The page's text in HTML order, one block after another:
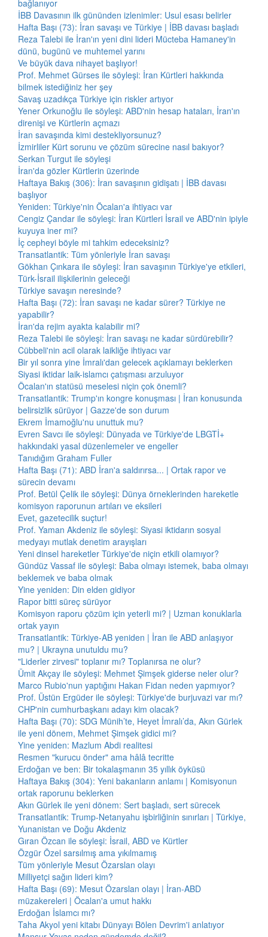
bağlanıyor
İBB Davasının ilk gününden izlenimler: Usul esası belirler
Hafta Başı (73): İran savaşı ve Türkiye | İBB davası başladı
Reza Talebi ile İran'ın yeni dini lideri Mücteba Hamaney'in
dünü, bugünü ve muhtemel yarını
Ve büyük dava nihayet başlıyor!
Prof. Mehmet Gürses ile söyleşi: İran Kürtleri hakkında
bilmek istediğiniz her şey
Savaş uzadıkça Türkiye için riskler artıyor
Yener Orkunoğlu ile söyleşi: ABD'nin hesap hataları, İran'ın
direnişi ve Kürtlerin açmazı
İran savaşında kimi destekliyorsunuz?
İzmirliler Kürt sorunu ve çözüm sürecine nasıl bakıyor?
Serkan Turgut ile söyleşi
İran'da gözler Kürtlerin üzerinde
Haftaya Bakış (306): İran savaşının gidişatı | İBB davası
başlıyor
Yeniden: Türkiye'nin Öcalan'a ihtiyacı var
Cengiz Çandar ile söyleşi: İran Kürtleri İsrail ve ABD'nin ipiyle
kuyuya iner mi?
İç cepheyi böyle mi tahkim edeceksiniz?
Transatlantik: Tüm yönleriyle İran savaşı
Gökhan Çınkara ile söyleşi: İran savaşının Türkiye'ye etkileri,
Türk-İsrail ilişkilerinin geleceği
Türkiye savaşın neresinde?
Hafta Başı (72): İran savaşı ne kadar sürer? Türkiye ne
yapabilir?
İran'da rejim ayakta kalabilir mi?
Reza Talebi ile söyleşi: İran savaşı ne kadar sürdürebilir?
Cübbeli'nin acil olarak laikliğe ihtiyacı var
Bir yıl sonra yine İmralı'dan gelecek açıklamayı beklerken
Siyasi iktidar laik-islamcı çatışması arzuluyor
Öcalan'ın statüsü meselesi niçin çok önemli?
Transatlantik: Trump'ın kongre konuşması | İran konusunda
belirsizlik sürüyor | Gazze'de son durum
Ekrem İmamoğlu'nu unuttuk mu?
Evren Savcı ile söyleşi: Dünyada ve Türkiye'de LBGTİ+
hakkındaki yasal düzenlemeler ve engeller
Tanıdığım Graham Fuller
Hafta Başı (71): ABD İran'a saldırırsa... | Ortak rapor ve
sürecin devamı
Prof. Betül Çelik ile söyleşi: Dünya örneklerinden hareketle
komisyon raporunun artıları ve eksileri
Evet, gazetecilik suçtur!
Prof. Yaman Akdeniz ile söyleşi: Siyasi iktidarın sosyal
medyayı mutlak denetim arayışları
Yeni dinsel hareketler Türkiye'de niçin etkili olamıyor?
Gündüz Vassaf ile söyleşi: Baba olmayı istemek, baba olmayı
beklemek ve baba olmak
Yine yeniden: Din elden gidiyor
Rapor bitti süreç sürüyor
Komisyon raporu çözüm için yeterli mi? | Uzman konuklarla
ortak yayın
Transatlantik: Türkiye-AB yeniden | İran ile ABD anlaşıyor
mu? | Ukrayna unutuldu mu?
"Liderler zirvesi" toplanır mı? Toplanırsa ne olur?
Ümit Akçay ile söyleşi: Mehmet Şimşek giderse neler olur?
Marco Rubio'nun yaptığını Hakan Fidan neden yapmıyor?
Prof. Üstün Ergüder ile söyleşi: Türkiye'de burjuvazi var mı?
CHP'nin cumhurbaşkanı adayı kim olacak?
Hafta Başı (70): SDG Münih’te, Heyet İmralı’da, Akın Gürlek
ile yeni dönem, Mehmet Şimşek gidici mi?
Yine yeniden: Mazlum Abdi realitesi
Resmen "kurucu önder" ama hâlâ tecritte
Erdoğan ve ben: Bir tokalaşmanın 35 yıllık öyküsü
Haftaya Bakış (304): Yeni bakanların anlamı | Komisyonun
ortak raporunu beklerken
Akın Gürlek ile yeni dönem: Sert başladı, sert sürecek
Transatlantik: Trump-Netanyahu işbirliğinin sınırları | Türkiye,
Yunanistan ve Doğu Akdeniz
Gıran Özcan ile söyleşi: İsrail, ABD ve Kürtler
Özgür Özel sarsılmış ama yıkılmamış
Tüm yönleriyle Mesut Özarslan olayı
Milliyetçi sağın lideri kim?
Hafta Başı (69): Mesut Özarslan olayı | İran-ABD
müzakereleri | Öcalan'a umut hakkı
Erdoğan İslamcı mı?
Taha Akyol yeni kitabı Dünyayı Bölen Devrim'i anlatıyor